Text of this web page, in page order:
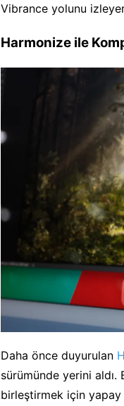
Vibrance yolunu
Harmonize ile
Daha önce duyurulan
sürümünde yerini
birleştirmek için yapay